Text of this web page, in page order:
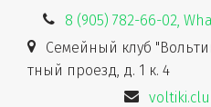
8 (905) 782-66-02,
Семейный клуб
тный проезд, д. 1 к. 4